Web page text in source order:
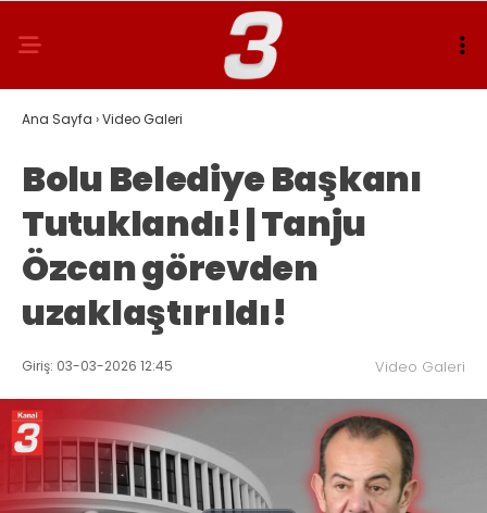
Ana Sayfa ›Video Galeri
Bolu Belediye Başkanı
Tutuklandı! | Tanju
Özcan görevden
uzaklaştırıldı!
Giriş: 03-03-2026 12:45 Video Galeri